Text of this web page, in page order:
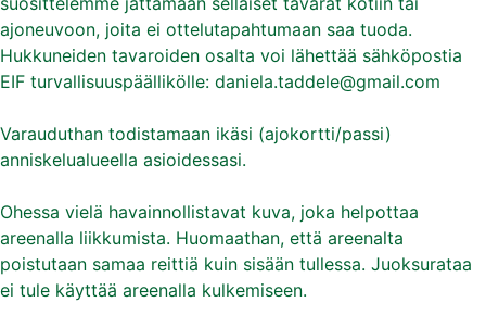
ajoneuvoon, joita ei ottelutapahtumaan saa tuoda.
Hukkuneiden tavaroiden osalta voi lähettää sähköpostia
EIF turvallisuuspäällikölle: daniela.taddele@gmail.com
Varauduthan todistamaan ikäsi (ajokortti/passi)
anniskelualueella asioidessasi.
Ohessa vielä havainnollistavat kuva, joka helpottaa
areenalla liikkumista. Huomaathan, että areenalta
poistutaan samaa reittiä kuin sisään tullessa. Juoksurataa
ei tule käyttää areenalla kulkemiseen.